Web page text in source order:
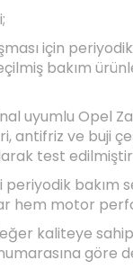
için
bakım
uyumlu Opel
ve buji
test
bakım
hem motor
kaliteye
göre